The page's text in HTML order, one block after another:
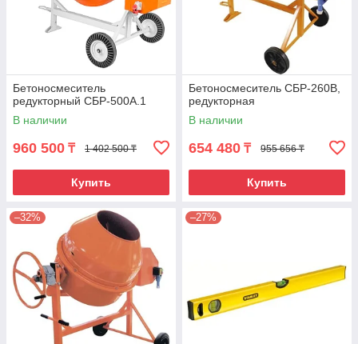
Бетоносмеситель
редукторный СБР-500А.1
В наличии
960 500 ₸ 1 402 500 ₸
Купить
Бетоносмеситель СБР-260В,
редукторная
В наличии
654 480 ₸ 955 656 ₸
Купить
–32% –27%